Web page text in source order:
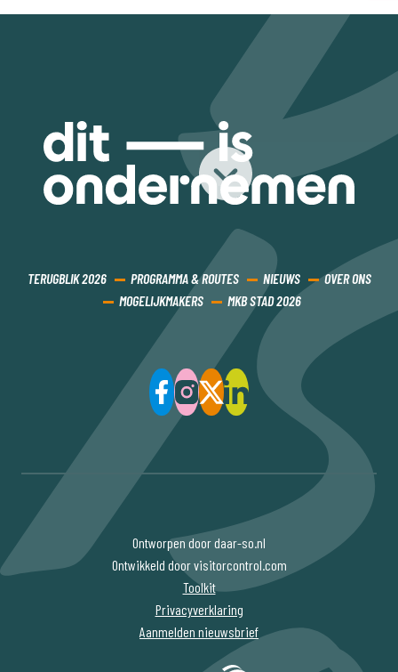
TERUGBLIK 2026 PROGRAMMA & ROUTES NIEUWS
OVER ONS
MOGELIJKMAKERS
MKB STAD 2026
Ontworpen door daar-so.nl
Ontwikkeld door visitorcontrol.com
Toolkit
Privacyverklaring
Aanmelden nieuwsbrief